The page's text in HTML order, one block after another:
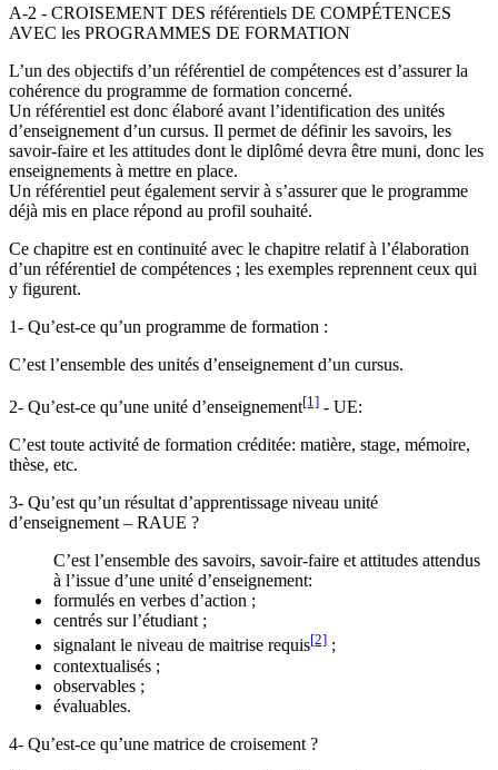
A-2 - CROISEMENT DES référentiels DE COMPÉTENCES
AVEC les PROGRAMMES DE FORMATION
L’un des objectifs d’un référentiel de compétences est d’assurer la
cohérence du programme de formation concerné.
Un référentiel est donc élaboré avant l’identification des unités
d’enseignement d’un cursus. Il permet de définir les savoirs, les
savoir-faire et les attitudes dont le diplômé devra être muni, donc les
enseignements à mettre en place.
Un référentiel peut également servir à s’assurer que le programme
déjà mis en place répond au profil souhaité.
Ce chapitre est en continuité avec le chapitre relatif à l’élaboration
d’un référentiel de compétences ; les exemples reprennent ceux qui
y figurent.
1- Qu’est-ce qu’un programme de formation :
C’est l’ensemble des unités d’enseignement d’un cursus.
2- Qu’est-ce qu’une unité d’enseignement[1] - UE:
C’est toute activité de formation créditée: matière, stage, mémoire,
thèse, etc.
3- Qu’est qu’un résultat d’apprentissage niveau unité
d’enseignement – RAUE ?
C’est l’ensemble des savoirs, savoir-faire et attitudes attendus
à l’issue d’une unité d’enseignement:
formulés en verbes d’action ;
centrés sur l’étudiant ;
signalant le niveau de maitrise requis[2] ;
contextualisés ;
observables ;
évaluables.
4- Qu’est-ce qu’une matrice de croisement ?